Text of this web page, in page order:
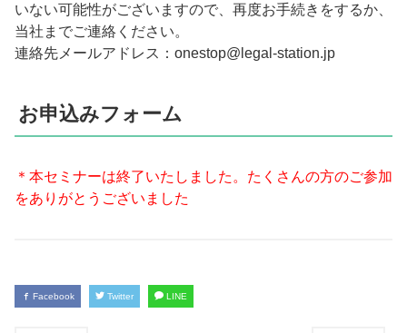
いない可能性がございますので、再度お手続きをするか、
当社までご連絡ください。
連絡先メールアドレス：onestop@legal-station.jp
お申込みフォーム
＊本セミナーは終了いたしました。たくさんの方のご参加
をありがとうございました
Facebook Twitter LINE